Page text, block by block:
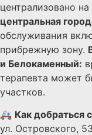
централизовано на
центральная
обслуживания
прибрежную зону.
и Белокаменный:
терапевта может
участков.
🚑 Как добраться
ул. Островского,